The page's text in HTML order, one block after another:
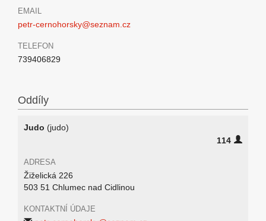
EMAIL
petr-cernohorsky@seznam.cz
TELEFON
739406829
Oddíly
Judo (judo)
114
ADRESA
Žiželická 226
503 51 Chlumec nad Cidlinou
KONTAKTNÍ ÚDAJE